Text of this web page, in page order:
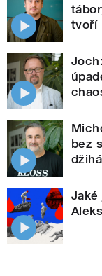
tvoří
bez
Jaké